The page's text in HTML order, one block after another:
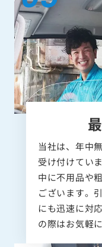
当社は、年中
受け付けてい
中に不用品や
ございます。
にも迅速に対
の際はお気軽